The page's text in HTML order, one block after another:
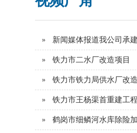
新闻媒体报道我公司承
铁力市二水厂改造项目
铁力市铁力局供水厂改
铁力市王杨渠首重建工程
鹤岗市细鳞河水库除险